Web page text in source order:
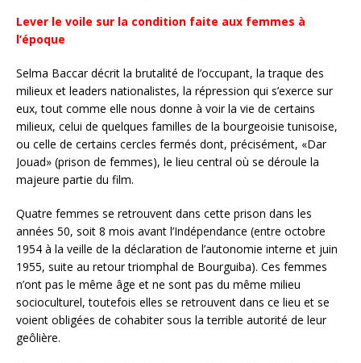
Lever le voile sur la condition faite aux femmes à
l’époque
Selma Baccar décrit la brutalité de l’occupant, la traque des
milieux et leaders nationalistes, la répression qui s’exerce sur
eux, tout comme elle nous donne à voir la vie de certains
milieux, celui de quelques familles de la bourgeoisie tunisoise,
ou celle de certains cercles fermés dont, précisément, «Dar
Jouad» (prison de femmes), le lieu central où se déroule la
majeure partie du film.
Quatre femmes se retrouvent dans cette prison dans les
années 50, soit 8 mois avant l’Indépendance (entre octobre
1954 à la veille de la déclaration de l’autonomie interne et juin
1955, suite au retour triomphal de Bourguiba). Ces femmes
n’ont pas le même âge et ne sont pas du même milieu
socioculturel, toutefois elles se retrouvent dans ce lieu et se
voient obligées de cohabiter sous la terrible autorité de leur
geôlière.